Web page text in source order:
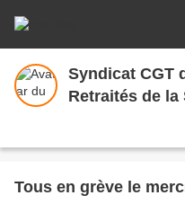
Syndicat CGT
Retraités de la
Tous en grève le